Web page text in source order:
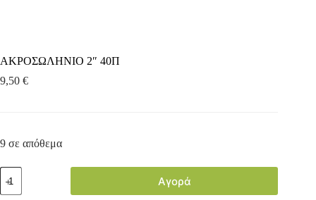
ΑΚΡΟΣΩΛΗΝΙΟ 2″ 40Π
9,50 €
9 σε απόθεμα
Αγορά